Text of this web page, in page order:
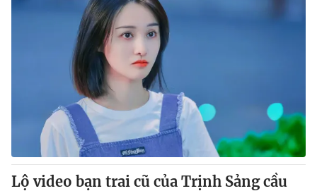
Shorts video
VTV Money VTV Thể thao
VTV Sức khoẻ Bất động sản
Thị trường 24h Tấm lòng Việt
VTV4 Vươn mình bằng AI
Lộ video bạn trai cũ của Trịnh Sảng cầu